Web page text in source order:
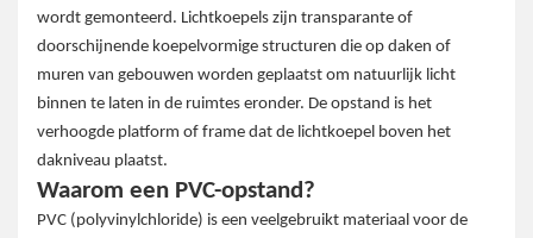
wordt gemonteerd. Lichtkoepels zijn transparante of
doorschijnende koepelvormige structuren die op daken of
muren van gebouwen worden geplaatst om natuurlijk licht
binnen te laten in de ruimtes eronder. De opstand is het
verhoogde platform of frame dat de lichtkoepel boven het
dakniveau plaatst.
Waarom een PVC-opstand?
PVC (polyvinylchloride) is een veelgebruikt materiaal voor de